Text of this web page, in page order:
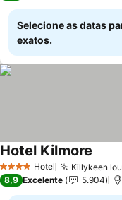
Selecione as datas
exatos.
4 EstrelasHotel Killykeen
Hotel Kilmore
8,9 Excelente 5.904